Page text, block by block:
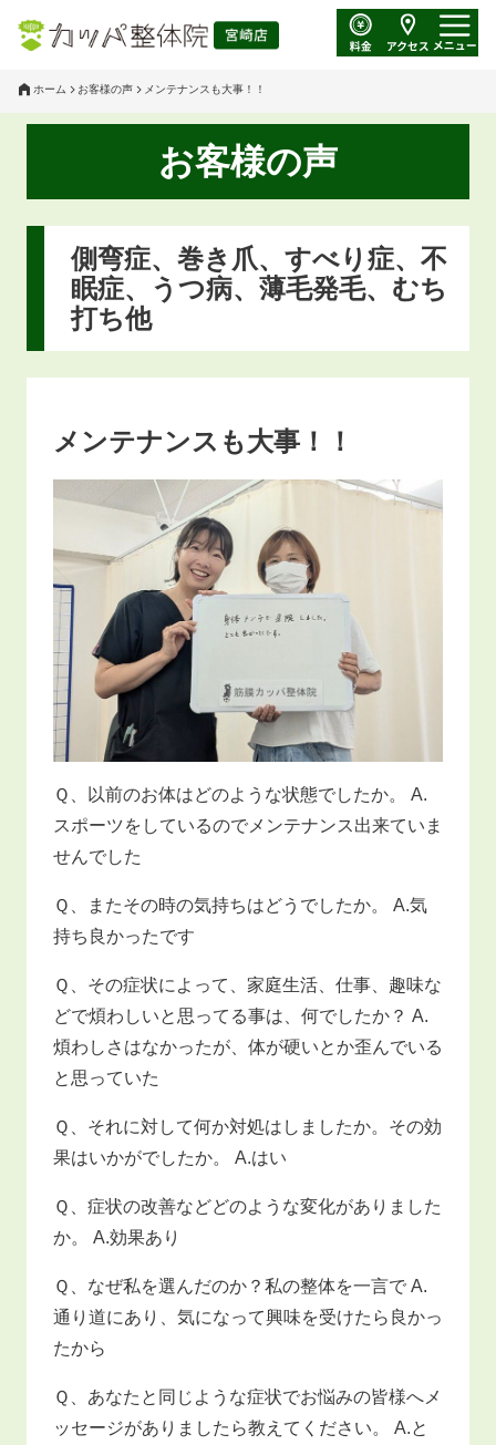
ホーム お客様の声 メンテナンスも大事！！
お客様の声
側弯症、巻き爪、すべり症、不
眠症、うつ病、薄毛発毛、むち
打ち他
メンテナンスも大事！！
Ｑ、以前のお体はどのような状態でしたか。 A.
スポーツをしているのでメンテナンス出来ていま
せんでした
Ｑ、またその時の気持ちはどうでしたか。 A.気
持ち良かったです
Ｑ、その症状によって、家庭生活、仕事、趣味な
どで煩わしいと思ってる事は、何でしたか？ A.
煩わしさはなかったが、体が硬いとか歪んでいる
と思っていた
Ｑ、それに対して何か対処はしましたか。その効
果はいかがでしたか。 A.はい
Ｑ、症状の改善などどのような変化がありました
か。 A.効果あり
Ｑ、なぜ私を選んだのか？私の整体を一言で A.
通り道にあり、気になって興味を受けたら良かっ
たから
Ｑ、あなたと同じような症状でお悩みの皆様へメ
ッセージがありましたら教えてください。 A.と